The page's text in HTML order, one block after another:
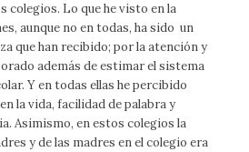
colegios. Lo que he visto en la
aunque no en todas, ha sido un
que han recibido; por la atención y
además de estimar el sistema
Y en todas ellas he percibido
la vida, facilidad de palabra y
Asimismo, en estos colegios la
y de las madres en el colegio era